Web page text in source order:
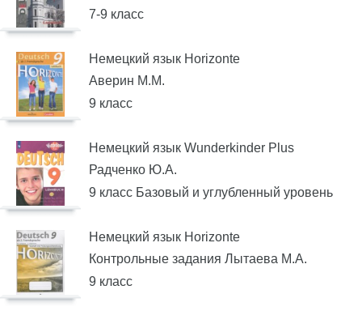
7-9 класс
Немецкий язык Horizonte
Аверин М.М.
9 класс
Немецкий язык Wunderkinder Plus
Радченко Ю.А.
9 класс Базовый и углубленный уровень
Немецкий язык Horizonte
Контрольные задания Лытаева М.А.
9 класс